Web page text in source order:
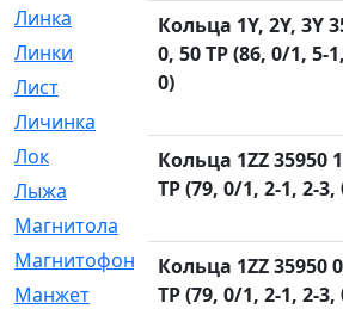
Линка
[64]
Линки
[913]
Лист
Личинка
Лок
[1]
Лыжа
[23]
Магнитола
Магнитофон
[1]
Манжет
[194]
Кольца 1Y, 2Y, 3Y
0, 50 TP (86, 0/1, 5-
0)
Кольца 1ZZ 35950
TP (79, 0/1, 2-1, 2-3,
Кольца 1ZZ 35950
TP (79, 0/1, 2-1, 2-3,